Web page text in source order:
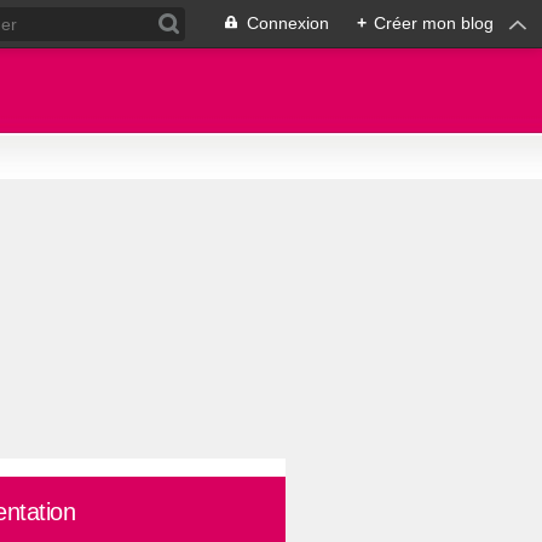
Connexion + Créer mon blog